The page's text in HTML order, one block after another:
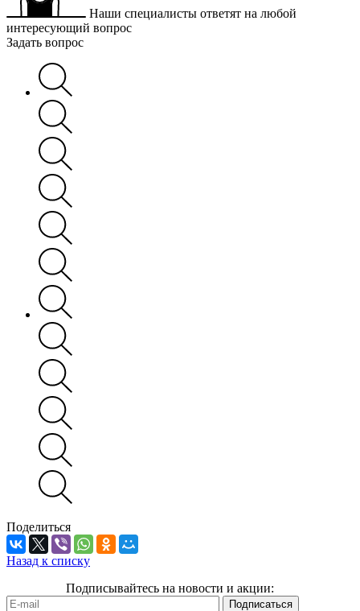
Наши специалисты ответят на любой
интересующий вопрос
Задать вопрос
Поделиться
Назад к списку
Подписывайтесь на новости и акции: